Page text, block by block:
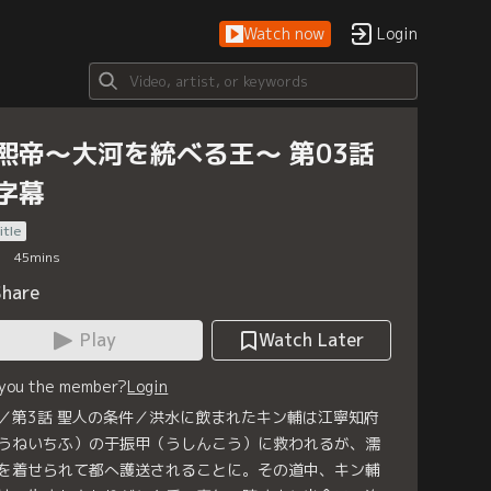
Watch now Login
帝～大河を統べる王～ 第03話
幕
45mins
Play
Watch Later
the member?Login
第3話 聖人の条件／洪水に飲まれたキン輔は江寧知府
ねいちふ）の于振甲（うしんこう）に救われるが、濡
着せられて都へ護送されることに。その道中、キン輔